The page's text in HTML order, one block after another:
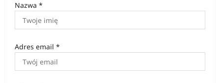
Nazwa *
Adres email *